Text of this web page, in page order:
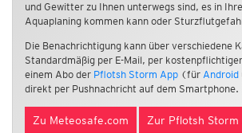
und Gewitter zu Ihnen unterwegs sind, es in
Aquaplaning kommen kann oder
Die Benachrichtigung kann über verschiedene
Standardmäßig per E-Mail, per
einem Abo der Pflotsh Storm App (für Android
direkt per Pushnachricht auf dem Smartphone.
Zu Meteosafe.com Zur Pflotsh Storm